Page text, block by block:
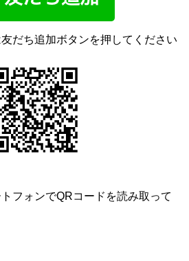
だち追加ボタンを押してください
フォンでQRコードを読み取って